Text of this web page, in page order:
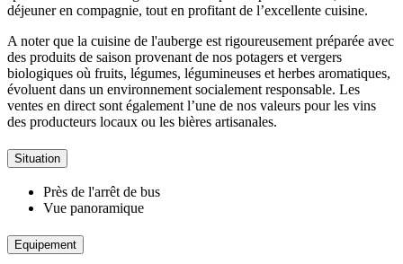
déjeuner en compagnie, tout en profitant de l’excellente cuisine.
A noter que la cuisine de l'auberge est rigoureusement préparée avec
des produits de saison provenant de nos potagers et vergers
biologiques où fruits, légumes, légumineuses et herbes aromatiques,
évoluent dans un environnement socialement responsable. Les
ventes en direct sont également l’une de nos valeurs pour les vins
des producteurs locaux ou les bières artisanales.
Situation
Près de l'arrêt de bus
Vue panoramique
Equipement